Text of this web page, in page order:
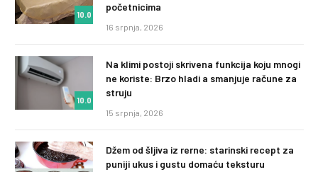
10.0
početnicima
16 srpnja, 2026
10.0
Na klimi postoji skrivena funkcija koju mnogi
ne koriste: Brzo hladi a smanjuje račune za
struju
15 srpnja, 2026
Džem od šljiva iz rerne: starinski recept za
puniji ukus i gustu domaću teksturu